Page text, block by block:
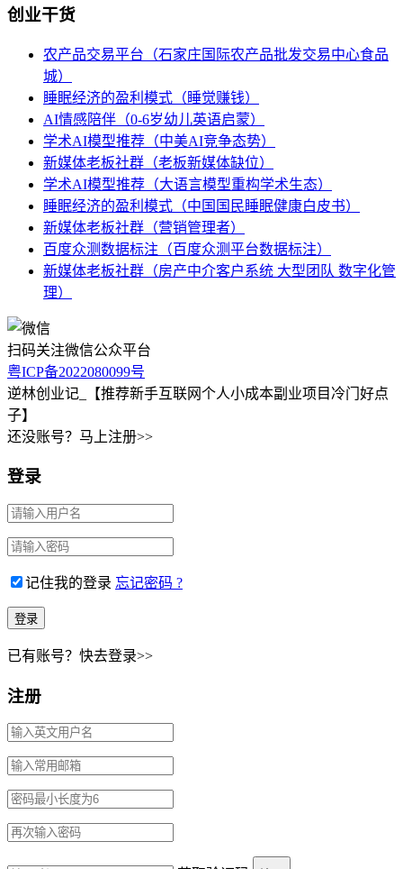
创业干货
农产品交易平台（石家庄国际农产品批发交易中心食品
城）
睡眠经济的盈利模式（睡觉赚钱）
AI情感陪伴（0-6岁幼儿英语启蒙）
学术AI模型推荐（中美AI竞争态势）
新媒体老板社群（老板新媒体缺位）
学术AI模型推荐（大语言模型重构学术生态）
睡眠经济的盈利模式（中国国民睡眠健康白皮书）
新媒体老板社群（营销管理者）
百度众测数据标注（百度众测平台数据标注）
新媒体老板社群（房产中介客户系统 大型团队 数字化管
理）
扫码关注微信公众平台
粤ICP备2022080099号
逆林创业记_【推荐新手互联网个人小成本副业项目冷门好点
子】
还没账号？马上注册>>
登录
记住我的登录 忘记密码 ?
已有账号？快去登录>>
注册